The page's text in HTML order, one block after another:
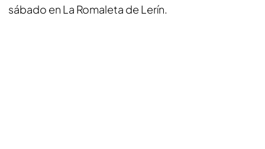
sábado en La Romaleta de Lerín.